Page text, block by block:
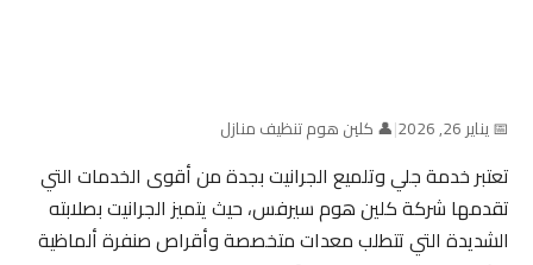
📅 يناير 26, 2026 |👤 كلين هوم تنظيف منازل
تعتبر خدمة جلي وتلميع الجرانيت بجدة من أقوى الخدمات التي
تقدمها شركة كلين هوم سيرفس، حيث يتميز الجرانيت بصلابته
الشديدة التي تتطلب معدات متخصصة وأقراص صنفرة ألماظية